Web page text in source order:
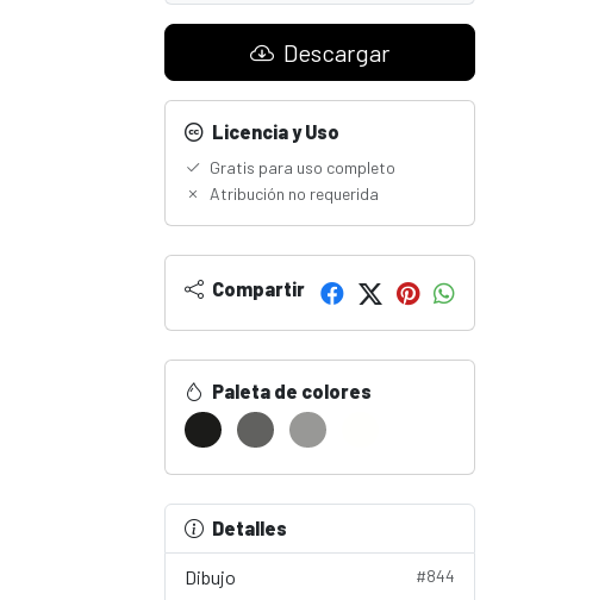
Descargar
Licencia y Uso
Gratis para uso completo
Atribución no requerida
Compartir
Paleta de colores
Detalles
Dibujo #844